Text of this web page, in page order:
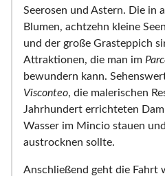
Seerosen und Astern. Die in
Blumen, achtzehn kleine
und der große Grasteppich
Attraktionen, die man im
bewundern kann.
Visconteo, die malerischen
Jahrhundert errichteten
Wasser im Mincio stauen
austrocknen sollte.
Anschließend geht die Fahrt